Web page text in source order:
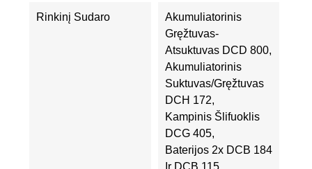
Rinkinį Sudaro
Akumuliatorinis
Gręžtuvas-
Atsuktuvas DCD 800,
Akumuliatorinis
Suktuvas/gręžtuvas
DCH 172,
Kampinis Šlifuoklis
DCG 405,
Baterijos 2x DCB 184
Ir DCB 115